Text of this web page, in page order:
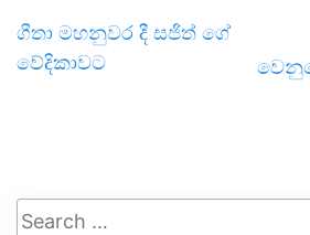
ගීතා මහනුවර දී සජිත් ගේ
වේදිකාවට